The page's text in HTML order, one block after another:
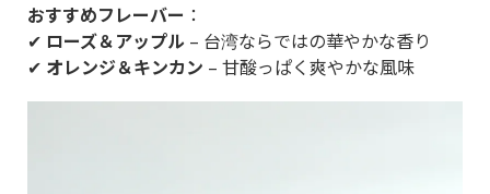
おすすめフレーバー ：
✔ ローズ＆アップル – 台湾ならではの華やかな香り
✔ オレンジ＆キンカン – 甘酸っぱく爽やかな風味